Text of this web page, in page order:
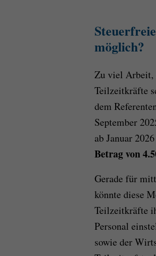
möglich?
Zu viel Arbeit,
Teilzeitkräfte
dem
September
ab Januar
Betrag von
Gerade für
könnte diese
Teilzeitkräfte
Personal
sowie der